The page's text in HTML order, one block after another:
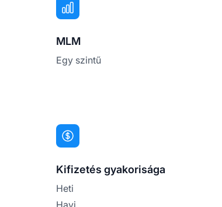
MLM
Egy szintű
Kifizetés gyakorisága
Heti